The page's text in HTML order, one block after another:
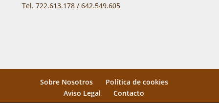
Tel. 722.613.178 / 642.549.605
Sobre Nosotros
Política de cookies
Aviso Legal
Contacto